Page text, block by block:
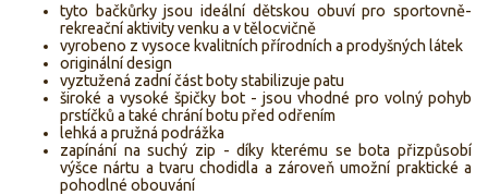
tyto bačkůrky jsou ideální dětskou obuví pro sportovně-
rekreační aktivity venku a v tělocvičně
vyrobeno z vysoce kvalitních přírodních a prodyšných látek
originální design
vyztužená zadní část boty stabilizuje patu
široké a vysoké špičky bot - jsou vhodné pro volný pohyb
prstíčků a také chrání botu před odřením
lehká a pružná podrážka
zapínání na suchý zip - díky kterému se bota přizpůsobí
výšce nártu a tvaru chodidla a zároveň umožní praktické a
pohodlné obouvání